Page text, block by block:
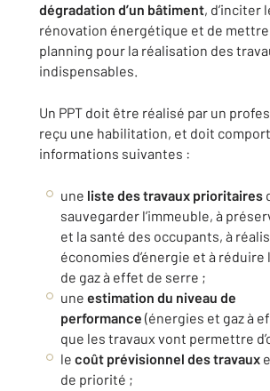
dégradation d’un bâtiment, d’inciter
rénovation énergétique et de mettre
planning pour la réalisation des
indispensables.
Un PPT doit être réalisé par un
reçu une habilitation, et doit
informations suivantes :
une liste des travaux prioritaires
sauvegarder l’immeuble, à
et la santé des occupants, à
économies d’énergie et à
de gaz à effet de serre ;
une estimation du niveau de
performance (énergies et gaz à
que les travaux vont permettre
le coût prévisionnel des travaux
de priorité ;